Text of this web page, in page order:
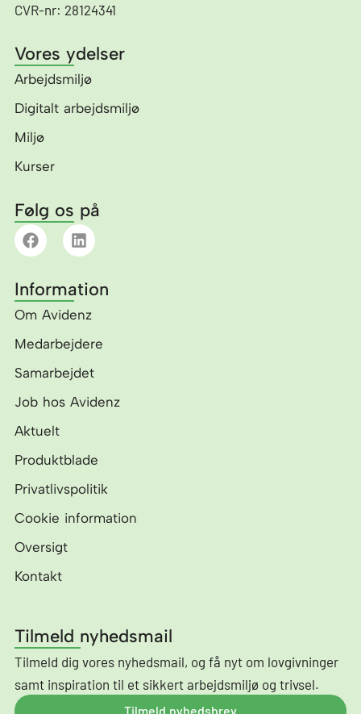
CVR-nr: 28124341
Vores ydelser
Arbejdsmiljø
Digitalt arbejdsmiljø
Miljø
Kurser
Følg os på
F
a
e
b
o
k
L
i
k
e
d
n
Information
Om Avidenz
Medarbejdere
Samarbejdet
Job hos Avidenz
Aktuelt
Produktblade
Privatlivspolitik
Cookie information
Oversigt
Kontakt
Tilmeld nyhedsmail
Tilmeld dig vores nyhedsmail, og få nyt om lovgivninger
samt inspiration til et sikkert arbejdsmiljø og trivsel.
Tilmeld nyhedsbrev